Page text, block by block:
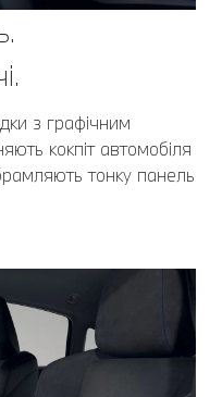
з графічним
кокпіт автомобіля
тонку панель